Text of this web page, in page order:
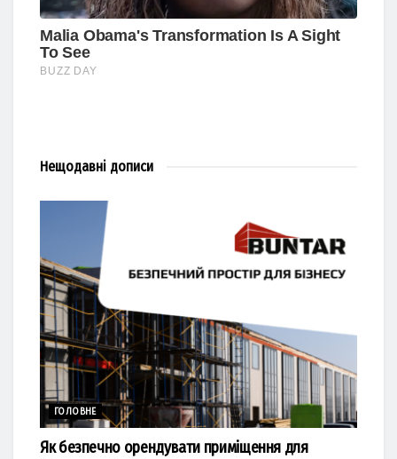
Нещодавні дописи
ГОЛОВНЕ
Як безпечно орендувати приміщення для